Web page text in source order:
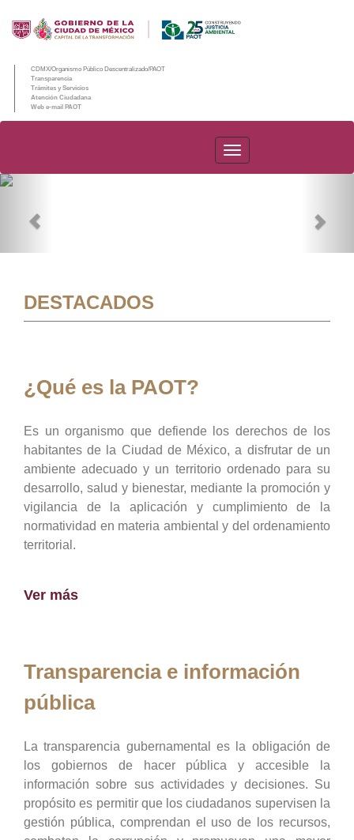
CDMX/Organismo Público Descentralizado/PAOT
Transparencia
Trámites y Servicios
Atención Ciudadana
Web e-mail PAOT
PAOT
DESTACADOS
¿Qué es la PAOT?
Es un organismo que defiende los derechos de los
habitantes de la Ciudad de México, a disfrutar de un
ambiente adecuado y un territorio ordenado para su
desarrollo, salud y bienestar, mediante la promoción y
vigilancia de la aplicación y cumplimiento de la
normatividad en materia ambiental y del ordenamiento
territorial.
Ver más
Transparencia e información
pública
La transparencia gubernamental es la obligación de
los gobiernos de hacer pública y accesible la
información sobre sus actividades y decisiones. Su
propósito es permitir que los ciudadanos supervisen la
gestión pública, comprendan el uso de los recursos,